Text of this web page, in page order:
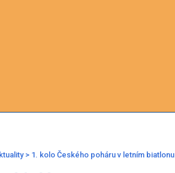
> 1. kolo Českého poháru v letním biatlonu